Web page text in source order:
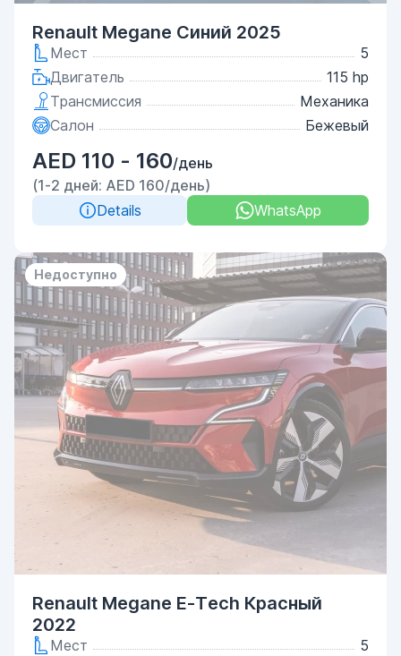
Renault Megane Синий 2025
Мест
5
Двигатель
115 hp
Трансмиссия
Механика
Салон
Бежевый
AED 110 - 160/день
(1-2 дней: AED 160/день)
Details
WhatsApp
Недоступно
Renault Megane E-Tech Красный
2022
Мест
5